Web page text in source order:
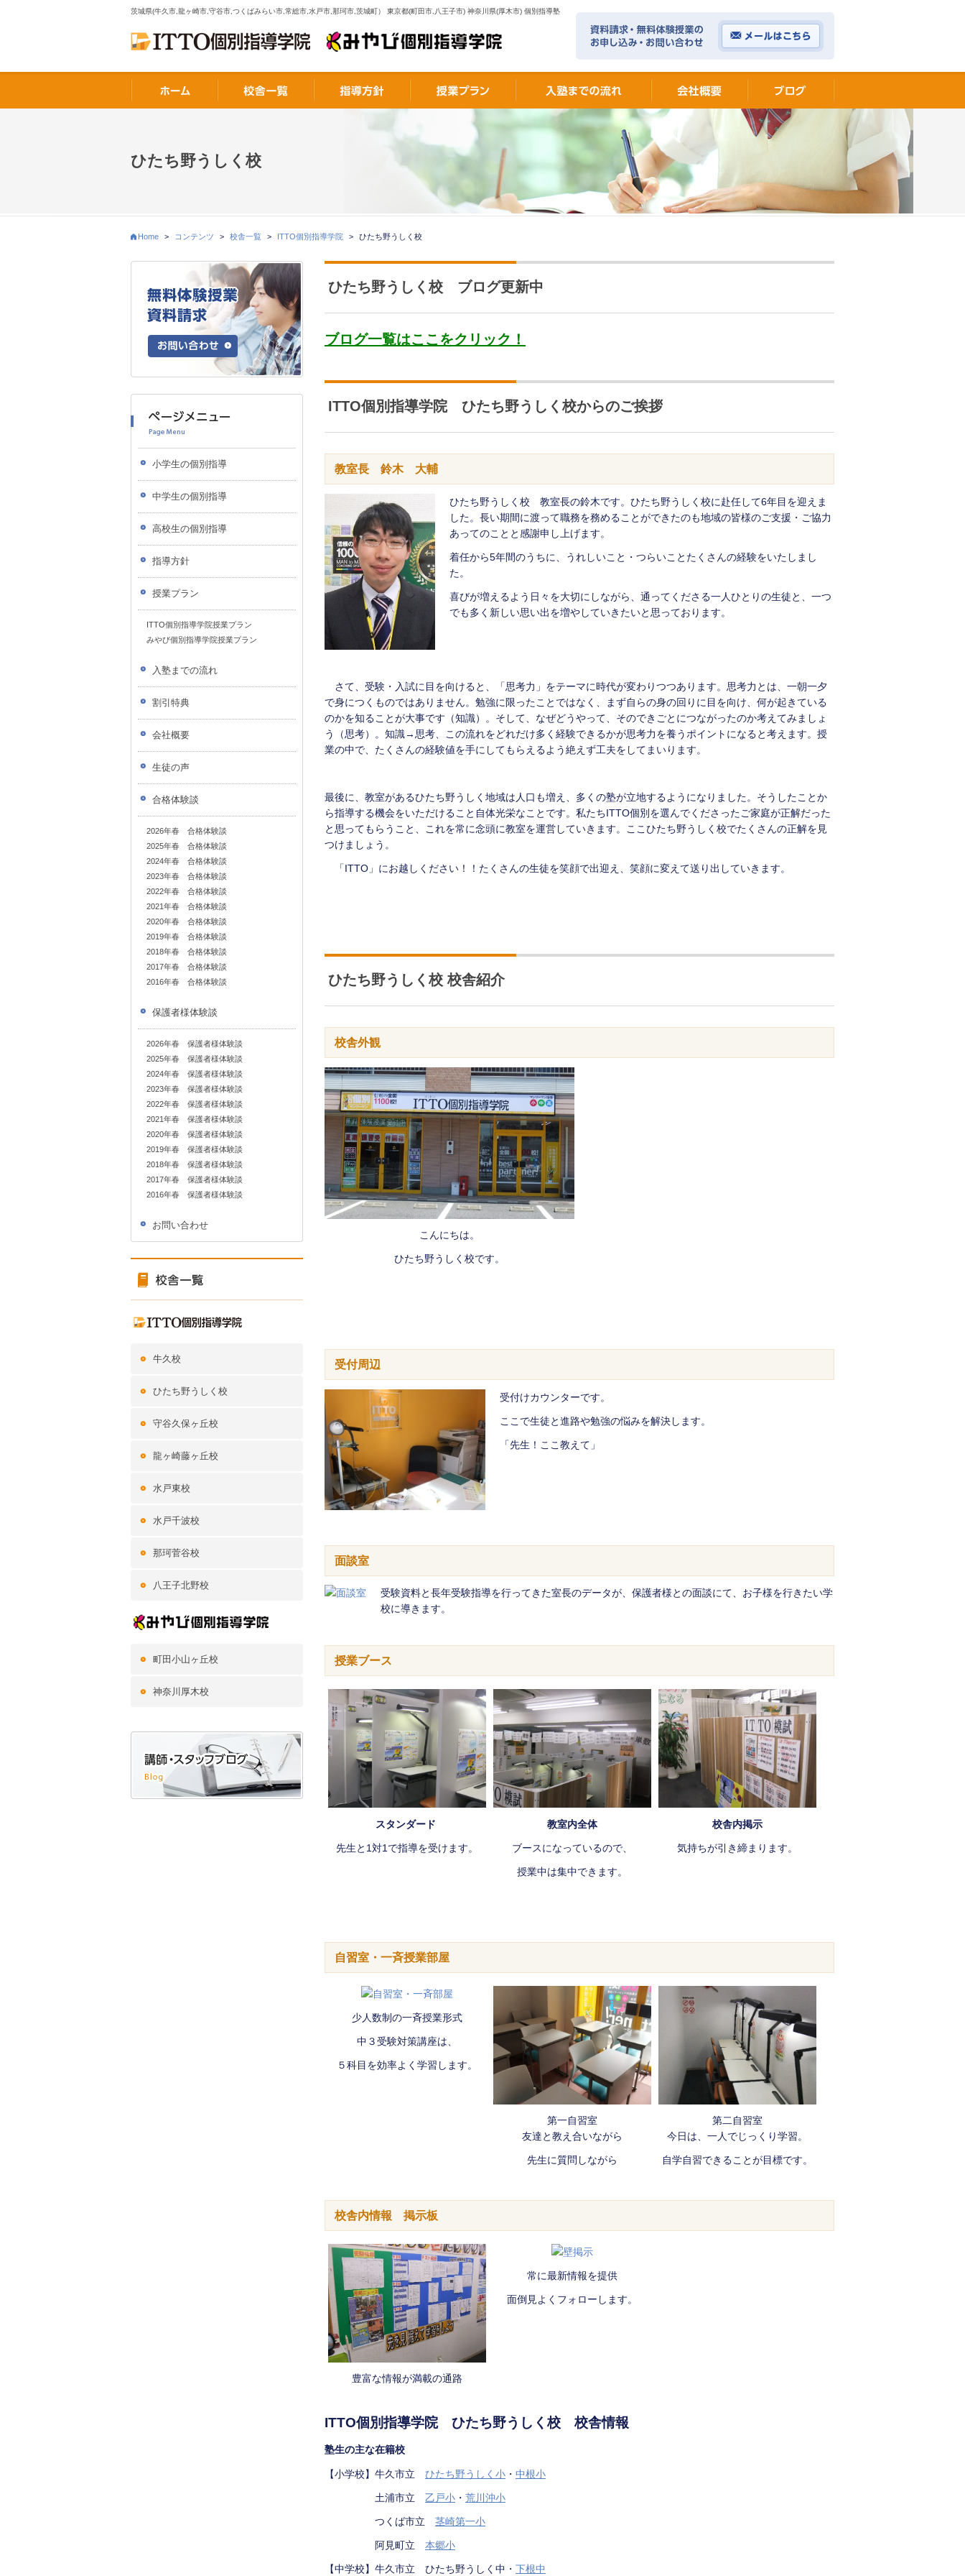
茨城県(牛久市,龍ヶ崎市,守谷市,つくばみらい市,常総市,水戸市,那珂市,茨城町） 東京都(町田市,八王子市) 神奈川県(厚木市) 個別指導塾
ひたち野うしく校
Home > コンテンツ > 校舎一覧 > ITTO個別指導学院 > ひたち野うしく校
ひたち野うしく校 ブログ更新中
ブログ一覧はここをクリック！
ITTO個別指導学院 ひたち野うしく校からのご挨拶
教室長 鈴木 大輔
ひたち野うしく校 教室長の鈴木です。ひたち野うしく校に赴任して6年目を迎えま
した。長い期間に渡って職務を務めることができたのも地域の皆様のご支援・ご協力
あってのことと感謝申し上げます。
着任から5年間のうちに、うれしいこと・つらいことたくさんの経験をいたしまし
た。
喜びが増えるよう日々を大切にしながら、通ってくださる一人ひとりの生徒と、一つ
でも多く新しい思い出を増やしていきたいと思っております。
さて、受験・入試に目を向けると、「思考力」をテーマに時代が変わりつつあります。思考力とは、一朝一夕
で身につくものではありません。勉強に限ったことではなく、まず自らの身の回りに目を向け、何が起きている
のかを知ることが大事です（知識）。そして、なぜどうやって、そのできごとにつながったのか考えてみましょ
う（思考）。知識→思考、この流れをどれだけ多く経験できるかが思考力を養うポイントになると考えます。授
業の中で、たくさんの経験値を手にしてもらえるよう絶えず工夫をしてまいります。
最後に、教室があるひたち野うしく地域は人口も増え、多くの塾が立地するようになりました。そうしたことか
ら指導する機会をいただけること自体光栄なことです。私たちITTO個別を選んでくださったご家庭が正解だった
と思ってもらうこと、これを常に念頭に教室を運営していきます。ここひたち野うしく校でたくさんの正解を見
つけましょう。
「ITTO」にお越しください！！たくさんの生徒を笑顔で出迎え、笑顔に変えて送り出していきます。
ひたち野うしく校 校舎紹介
校舎外観
こんにちは。
ひたち野うしく校です。
受付周辺
受付けカウンターです。
ここで生徒と進路や勉強の悩みを解決します。
「先生！ここ教えて」
面談室
受験資料と長年受験指導を行ってきた室長のデータが、保護者様との面談にて、お子様を行きたい学
校に導きます。
授業ブース
スタンダード
先生と1対1で指導を受けます。
教室内全体
ブースになっているので、
授業中は集中できます。
校舎内掲示
気持ちが引き締まります。
自習室・一斉授業部屋
少人数制の一斉授業形式
中３受験対策講座は、
５科目を効率よく学習します。
第一自習室
友達と教え合いながら
先生に質問しながら
第二自習室
今日は、一人でじっくり学習。
自学自習できることが目標です。
校舎内情報 掲示板
豊富な情報が満載の通路
常に最新情報を提供
面倒見よくフォローします。
ITTO個別指導学院 ひたち野うしく校 校舎情報
塾生の主な在籍校
【小学校】牛久市立 ひたち野うしく小 ・ 中根小
土浦市立 乙戸小 ・ 荒川沖小
つくば市立 茎崎第一小
阿見町立 本郷小
【中学校】牛久市立 ひたち野うしく中・ 下根中
小学生の個別指導
中学生の個別指導
高校生の個別指導
指導方針
授業プラン
ITTO個別指導学院授業プラン
みやび個別指導学院授業プラン
入塾までの流れ
割引特典
会社概要
生徒の声
合格体験談
2026年春 合格体験談
2025年春 合格体験談
2024年春 合格体験談
2023年春 合格体験談
2022年春 合格体験談
2021年春 合格体験談
2020年春 合格体験談
2019年春 合格体験談
2018年春 合格体験談
2017年春 合格体験談
2016年春 合格体験談
保護者様体験談
2026年春 保護者様体験談
2025年春 保護者様体験談
2024年春 保護者様体験談
2023年春 保護者様体験談
2022年春 保護者様体験談
2021年春 保護者様体験談
2020年春 保護者様体験談
2019年春 保護者様体験談
2018年春 保護者様体験談
2017年春 保護者様体験談
2016年春 保護者様体験談
お問い合わせ
牛久校
ひたち野うしく校
守谷久保ヶ丘校
龍ヶ崎藤ヶ丘校
水戸東校
水戸千波校
那珂菅谷校
八王子北野校
町田小山ヶ丘校
神奈川厚木校